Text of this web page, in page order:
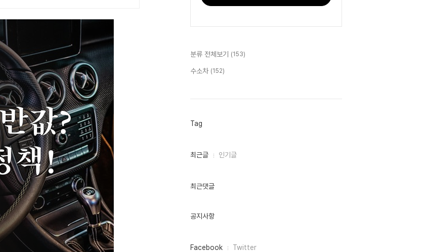
분류 전체보기 (153)
수소차 (152)
Tag
최
인
최근글 인기글
최근댓글
공지사항
페
Facebook Twitter